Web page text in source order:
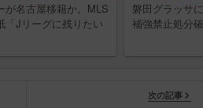
が名古屋移籍か。MLS
「Jリーグに残りたい
磐田グラッサ
補強禁止処分
次の記事